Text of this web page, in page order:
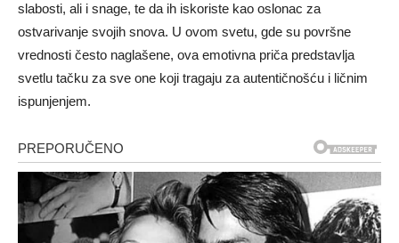
slabosti, ali i snage, te da ih iskoriste kao oslonac za
ostvarivanje svojih snova. U ovom svetu, gde su površne
vrednosti često naglašene, ova emotivna priča predstavlja
svetlu tačku za sve one koji tragaju za autentičnošću i ličnim
ispunjenjem.